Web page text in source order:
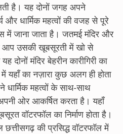
है। यह दोनों जगह अपने
और धार्मिक महत्वों की वजह से पूरे
में जाना जाता है। जतमई मंदिर और
आप उसकी खूबसूरती में खो से
मंदिर बेहरीन कारीगिरी का
यहाँ का नज़ारा कुछ अलग ही होता
धार्मिक महत्वों के साथ-साथ
ओर आकर्षित करता है। यहाँ
वॉटरफॉल का निर्माण होता है।
की प्रसिद्ध वॉटरफॉल में